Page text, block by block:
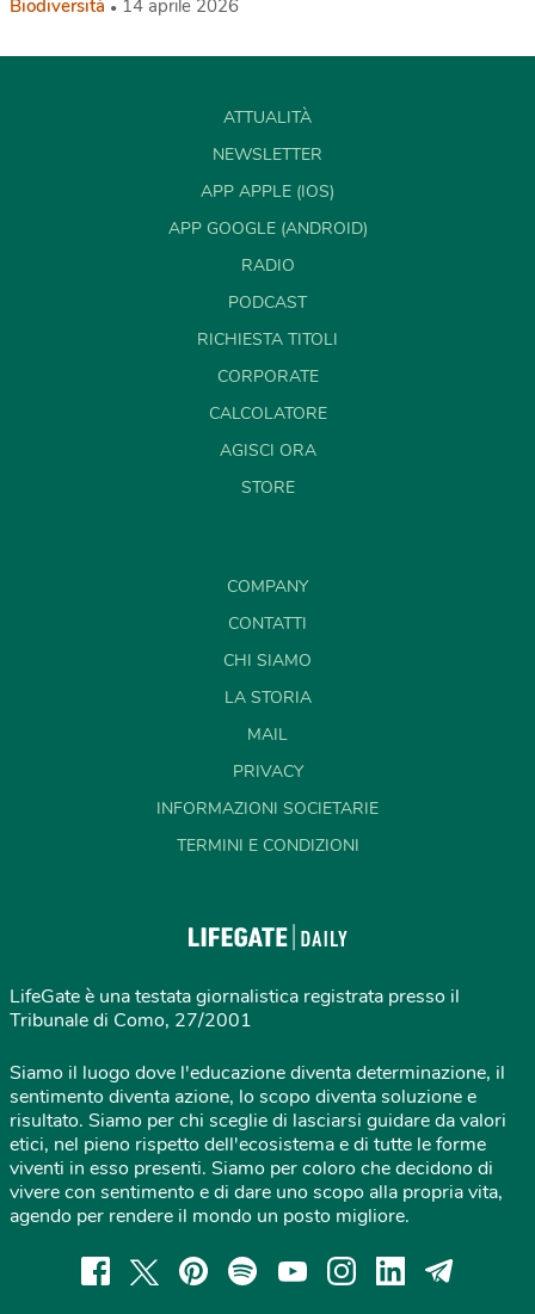
Biodiversità 14 aprile 2026
ATTUALITÀ
NEWSLETTER
APP APPLE (IOS)
APP GOOGLE (ANDROID)
RADIO
PODCAST
RICHIESTA TITOLI
CORPORATE
CALCOLATORE
AGISCI ORA
STORE
COMPANY
CONTATTI
CHI SIAMO
LA STORIA
MAIL
PRIVACY
INFORMAZIONI SOCIETARIE
TERMINI E CONDIZIONI
LifeGate è una testata giornalistica registrata presso il
Tribunale di Como, 27/2001
Siamo il luogo dove l'educazione diventa determinazione, il
sentimento diventa azione, lo scopo diventa soluzione e
risultato. Siamo per chi sceglie di lasciarsi guidare da valori
etici, nel pieno rispetto dell'ecosistema e di tutte le forme
viventi in esso presenti. Siamo per coloro che decidono di
vivere con sentimento e di dare uno scopo alla propria vita,
agendo per rendere il mondo un posto migliore.